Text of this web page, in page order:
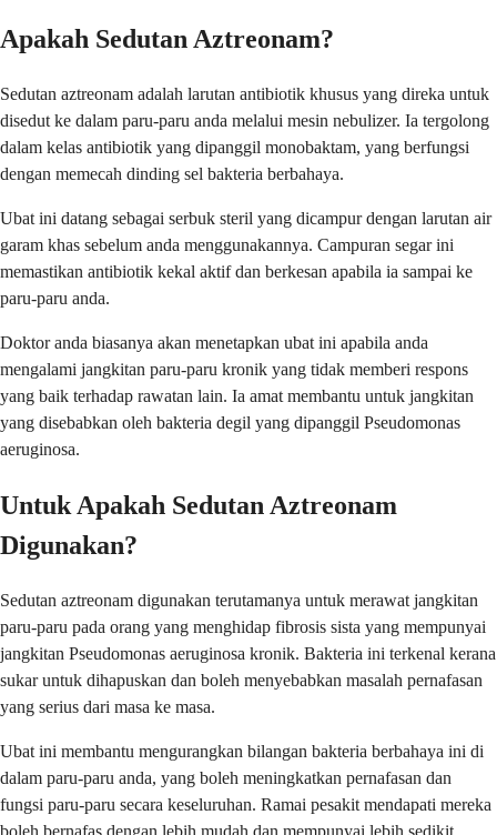
Apakah Sedutan Aztreonam?
Sedutan aztreonam adalah larutan antibiotik khusus yang direka untuk
disedut ke dalam paru-paru anda melalui mesin nebulizer. Ia tergolong
dalam kelas antibiotik yang dipanggil monobaktam, yang berfungsi
dengan memecah dinding sel bakteria berbahaya.
Ubat ini datang sebagai serbuk steril yang dicampur dengan larutan air
garam khas sebelum anda menggunakannya. Campuran segar ini
memastikan antibiotik kekal aktif dan berkesan apabila ia sampai ke
paru-paru anda.
Doktor anda biasanya akan menetapkan ubat ini apabila anda
mengalami jangkitan paru-paru kronik yang tidak memberi respons
yang baik terhadap rawatan lain. Ia amat membantu untuk jangkitan
yang disebabkan oleh bakteria degil yang dipanggil Pseudomonas
aeruginosa.
Untuk Apakah Sedutan Aztreonam
Digunakan?
Sedutan aztreonam digunakan terutamanya untuk merawat jangkitan
paru-paru pada orang yang menghidap fibrosis sista yang mempunyai
jangkitan Pseudomonas aeruginosa kronik. Bakteria ini terkenal kerana
sukar untuk dihapuskan dan boleh menyebabkan masalah pernafasan
yang serius dari masa ke masa.
Ubat ini membantu mengurangkan bilangan bakteria berbahaya ini di
dalam paru-paru anda, yang boleh meningkatkan pernafasan dan
fungsi paru-paru secara keseluruhan. Ramai pesakit mendapati mereka
boleh bernafas dengan lebih mudah dan mempunyai lebih sedikit